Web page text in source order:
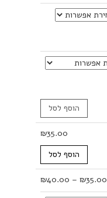
הוסף לסל
₪35.00
הוסף לסל
₪35.00
–
₪40.00 טווח
מחירים: